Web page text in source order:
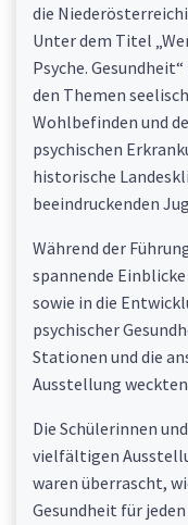
die
Unter dem Titel
Psyche.
den Themen
Wohlbefinden und
psychischen
historische
beeindruckenden
Während der
spannende
sowie in die
psychischer
Stationen und die
Ausstellung
Die Schülerinnen
vielfältigen
waren überrascht,
Gesundheit für